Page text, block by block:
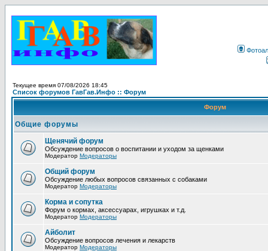
Текущее время 07/08/2026 18:45
Список форумов ГавГав.Инфо :: Форум
Форум
Общие форумы
Щенячий форум
Обсуждение вопросов о воспитании и уходом за щенками
Модератор Модераторы
Общий форум
Обсуждение любых вопросов связанных с собаками
Модератор Модераторы
Корма и сопутка
Форум о кормах, аксессуарах, игрушках и т.д.
Модератор Модераторы
Айболит
Обсуждение вопросов лечения и лекарств
Модератор Модераторы